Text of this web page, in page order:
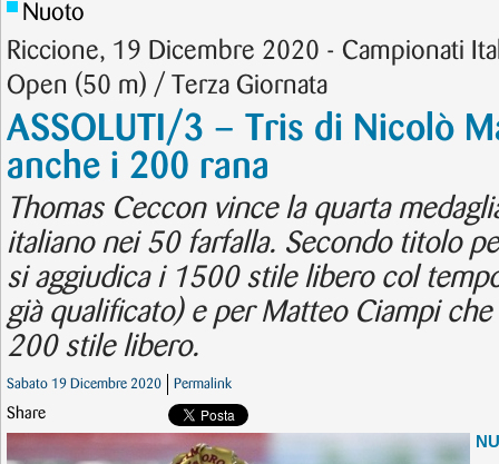
Nuoto
Riccione, 19 Dicembre 2020 - Campionati
Open (50 m) / Terza Giornata
ASSOLUTI/3 – Tris di Nicolò
anche i 200 rana
Thomas Ceccon vince la quarta
italiano nei 50 farfalla. Secondo titolo
si aggiudica i 1500 stile libero col
già qualificato) e per Matteo Ciampi
200 stile libero.
Sabato 19 Dicembre 2020 Permalink
Share